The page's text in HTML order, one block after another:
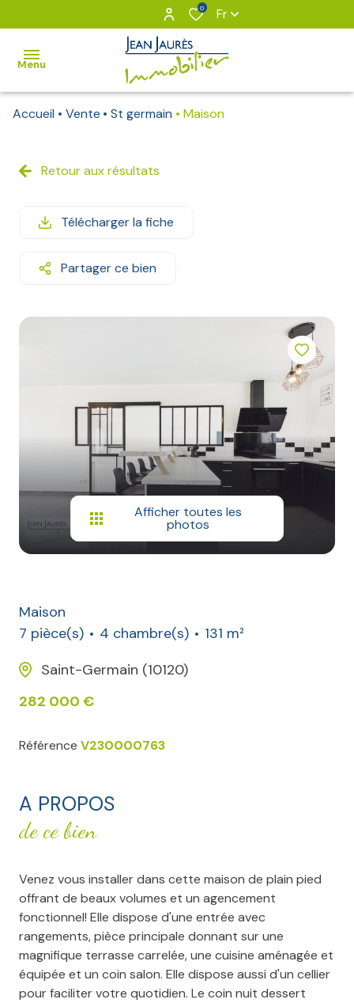
0 Fr
Menu
NOUS
BIENS
BIENS
Notre
Accueil Vente St germain Maison
Retour aux résultats
Télécharger la fiche
Partager ce bien
Afficher toutes les
photos
Maison
7 pièce(s)
4 chambre(s)
131 m²
Saint-Germain (10120)
282 000 €
Référence V230000763
A PROPOS
de ce bien
Venez vous installer dans cette maison de plain pied
offrant de beaux volumes et un agencement
fonctionnel! Elle dispose d'une entrée avec
rangements, pièce principale donnant sur une
magnifique terrasse carrelée, une cuisine aménagée et
équipée et un coin salon. Elle dispose aussi d'un cellier
pour faciliter votre quotidien. Le coin nuit dessert